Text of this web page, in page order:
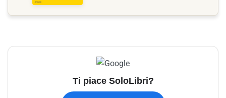
Ti piace SoloLibri?